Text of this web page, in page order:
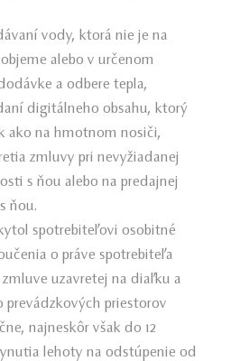
vody, ktorá nie je na
alebo v určenom
a odbere tepla,
digitálneho obsahu, ktorý
ako na hmotnom nosiči,
zmluvy pri nevyžiadanej
s ňou alebo na predajnej
ňou.
spotrebiteľovi osobitné
o práve spotrebiteľa
uzavretej na diaľku a
prevádzkových priestorov
najneskôr však do 12
lehoty na odstúpenie od